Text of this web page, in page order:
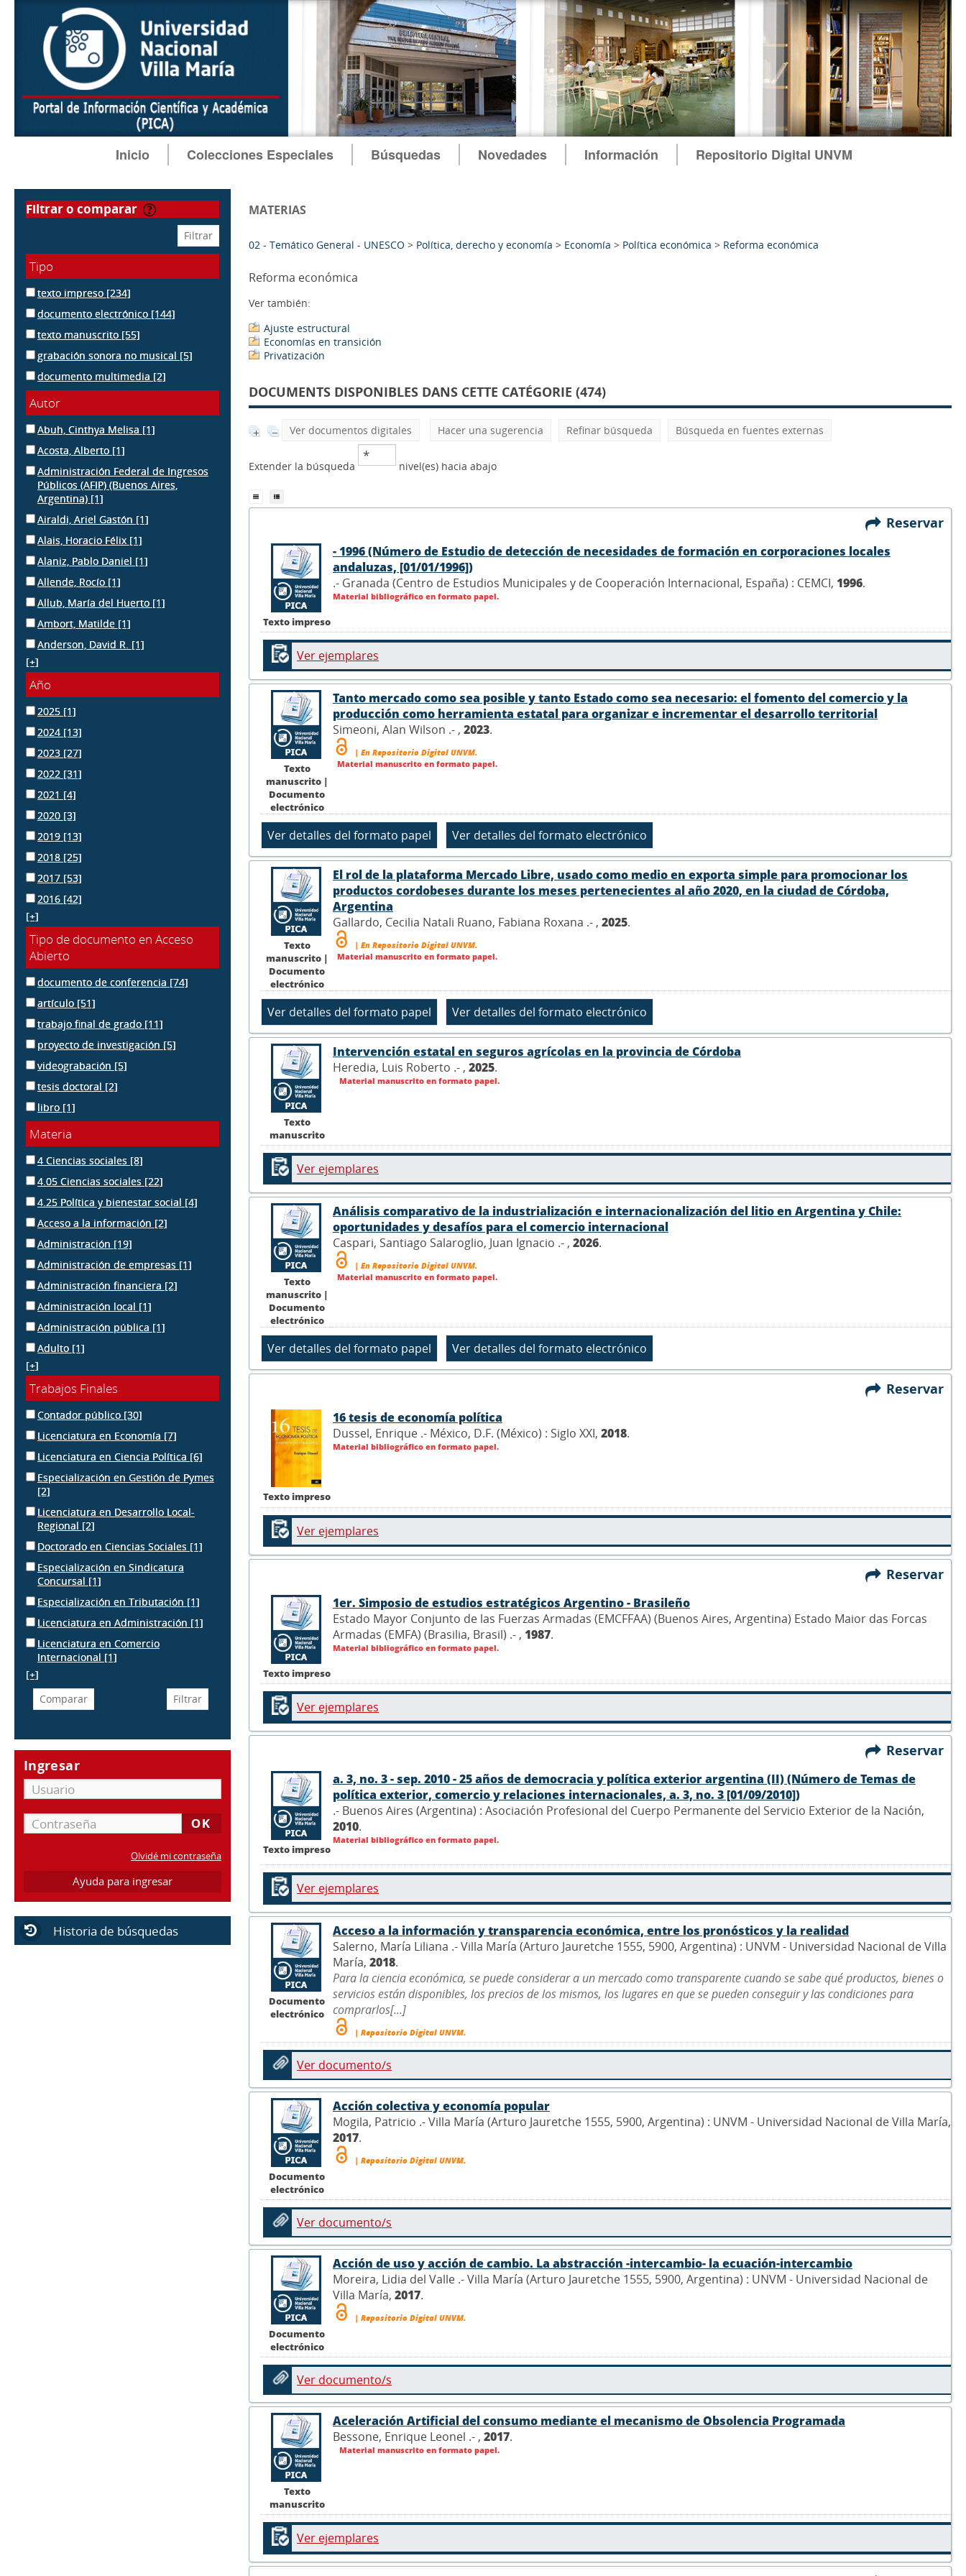
Inicio Colecciones Especiales Búsquedas Novedades Información Repositorio Digital UNVM
filtrar o comparar
Tipo
texto impreso [234]
documento electrónico [144]
texto manuscrito [55]
grabación sonora no musical [5]
documento multimedia [2]
Autor
Abuh, Cinthya Melisa [1]
Acosta, Alberto [1]
Administración Federal de Ingresos
Públicos (AFIP) (Buenos Aires,
Argentina) [1]
Airaldi, Ariel Gastón [1]
Alais, Horacio Félix [1]
Alaniz, Pablo Daniel [1]
Allende, Rocío [1]
Allub, María del Huerto [1]
Ambort, Matilde [1]
Anderson, David R. [1]
[+]
Año
2025 [1]
2024 [13]
2023 [27]
2022 [31]
2021 [4]
2020 [3]
2019 [13]
2018 [25]
2017 [53]
2016 [42]
[+]
Tipo de documento en Acceso
Abierto
documento de conferencia [74]
artículo [51]
trabajo final de grado [11]
proyecto de investigación [5]
videograbación [5]
tesis doctoral [2]
libro [1]
Materia
4 Ciencias sociales [8]
4.05 Ciencias sociales [22]
4.25 Política y bienestar social [4]
Acceso a la información [2]
Administración [19]
Administración de empresas [1]
Administración financiera [2]
Administración local [1]
Administración pública [1]
Adulto [1]
[+]
Trabajos Finales
Contador público [30]
Licenciatura en Economía [7]
Licenciatura en Ciencia Política [6]
Especialización en Gestión de Pymes
[2]
Licenciatura en Desarrollo Local-
Regional [2]
Doctorado en Ciencias Sociales [1]
Especialización en Sindicatura
Concursal [1]
Especialización en Tributación [1]
Licenciatura en Administración [1]
Licenciatura en Comercio
Internacional [1]
[+]
Ingresar
Olvidé mi contraseña
Ayuda para ingresar
Historia de búsquedas
MATERIAS
02 - Temático General - UNESCO > Política, derecho y economía > Economía > Política económica > Reforma económica
Reforma económica
Ver también:
Ajuste estructural
Economías en transición
Privatización
DOCUMENTS DISPONIBLES DANS CETTE CATÉGORIE (474)
Ver documentos digitales Hacer una sugerencia Refinar búsqueda Búsqueda en fuentes externas
Extender la búsqueda nivel(es) hacia abajo
Reservar
Texto impreso
- 1996 (Número de Estudio de detección de necesidades de formación en corporaciones locales
andaluzas, [01/01/1996])
.- Granada (Centro de Estudios Municipales y de Cooperación Internacional, España) : CEMCI, 1996.
Material bibliográfico en formato papel.
Ver ejemplares
Texto
manuscrito |
Documento
electrónico
Tanto mercado como sea posible y tanto Estado como sea necesario: el fomento del comercio y la
producción como herramienta estatal para organizar e incrementar el desarrollo territorial
Simeoni, Alan Wilson .- , 2023.
| En Repositorio Digital UNVM.
Material manuscrito en formato papel.
Texto
manuscrito |
Documento
electrónico
El rol de la plataforma Mercado Libre, usado como medio en exporta simple para promocionar los
productos cordobeses durante los meses pertenecientes al año 2020, en la ciudad de Córdoba,
Argentina
Gallardo, Cecilia Natali Ruano, Fabiana Roxana .- , 2025.
| En Repositorio Digital UNVM.
Material manuscrito en formato papel.
Texto
manuscrito
Intervención estatal en seguros agrícolas en la provincia de Córdoba
Heredia, Luis Roberto .- , 2025.
Material manuscrito en formato papel.
Ver ejemplares
Texto
manuscrito |
Documento
electrónico
Análisis comparativo de la industrialización e internacionalización del litio en Argentina y Chile:
oportunidades y desafíos para el comercio internacional
Caspari, Santiago Salaroglio, Juan Ignacio .- , 2026.
| En Repositorio Digital UNVM.
Material manuscrito en formato papel.
Reservar
Texto impreso
16 tesis de economía política
Dussel, Enrique .- México, D.F. (México) : Siglo XXI, 2018.
Material bibliográfico en formato papel.
Ver ejemplares
Reservar
Texto impreso
1er. Simposio de estudios estratégicos Argentino - Brasileño
Estado Mayor Conjunto de las Fuerzas Armadas (EMCFFAA) (Buenos Aires, Argentina) Estado Maior das Forcas
Armadas (EMFA) (Brasilia, Brasil) .- , 1987.
Material bibliográfico en formato papel.
Ver ejemplares
Reservar
Texto impreso
a. 3, no. 3 - sep. 2010 - 25 años de democracia y política exterior argentina (II) (Número de Temas de
política exterior, comercio y relaciones internacionales, a. 3, no. 3 [01/09/2010])
.- Buenos Aires (Argentina) : Asociación Profesional del Cuerpo Permanente del Servicio Exterior de la Nación,
2010.
Material bibliográfico en formato papel.
Ver ejemplares
Documento
electrónico
Acceso a la información y transparencia económica, entre los pronósticos y la realidad
Salerno, María Liliana .- Villa María (Arturo Jauretche 1555, 5900, Argentina) : UNVM - Universidad Nacional de Villa
María, 2018.
Para la ciencia económica, se puede considerar a un mercado como transparente cuando se sabe qué productos, bienes o
servicios están disponibles, los precios de los mismos, los lugares en que se pueden conseguir y las condiciones para
comprarlos[...]
| Repositorio Digital UNVM.
Ver documento/s
Documento
electrónico
Acción colectiva y economía popular
Mogila, Patricio .- Villa María (Arturo Jauretche 1555, 5900, Argentina) : UNVM - Universidad Nacional de Villa María,
2017.
| Repositorio Digital UNVM.
Ver documento/s
Documento
electrónico
Acción de uso y acción de cambio. La abstracción -intercambio- la ecuación-intercambio
Moreira, Lidia del Valle .- Villa María (Arturo Jauretche 1555, 5900, Argentina) : UNVM - Universidad Nacional de
Villa María, 2017.
| Repositorio Digital UNVM.
Ver documento/s
Texto
manuscrito
Aceleración Artificial del consumo mediante el mecanismo de Obsolencia Programada
Bessone, Enrique Leonel .- , 2017.
Material manuscrito en formato papel.
Ver ejemplares